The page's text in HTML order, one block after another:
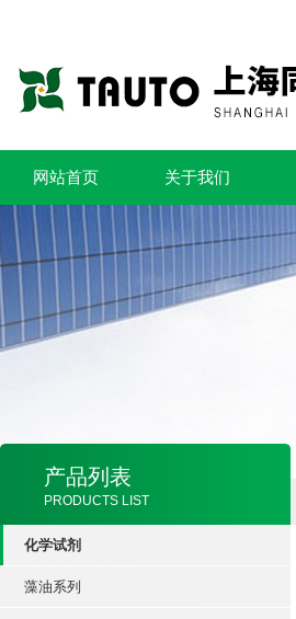
网站首页 关于我们
产品列表
PRODUCTS LIST
化学试剂
藻油系列